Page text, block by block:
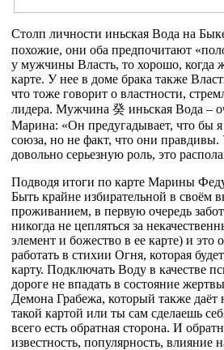
Столп личности иньская Вода на
похожие, они оба предпочитают
у мужчины Власть, то хорошо,
карте. У нее в доме брака также
что тоже говорит о властности,
лидера. Мужчина 癸 иньская Вода –
Марина: «Он предугадывает, что бы я
союза, но не факт, что они правдивы.
довольно серьезную роль, это
Подводя итоги по карте Марины
Быть крайне избирательной в
проживанием, в первую очередь
никогда не цепляться за
элемент и божество в ее карте) и
работать в стихии Огня, которая
карту. Подключать Воду в качестве
дороге не впадать в состояние
Демона Грабежа, который также
такой картой или ты сам сделаешь
всего есть обратная сторона. И
известность, популярность, влияние